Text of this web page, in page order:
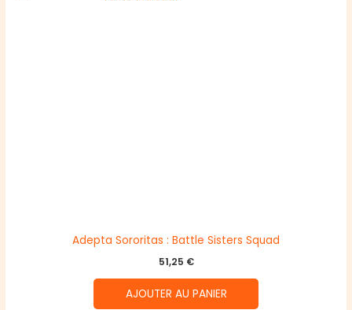
Adepta Sororitas : Battle Sisters Squad
51,25 €
AJOUTER AU PANIER